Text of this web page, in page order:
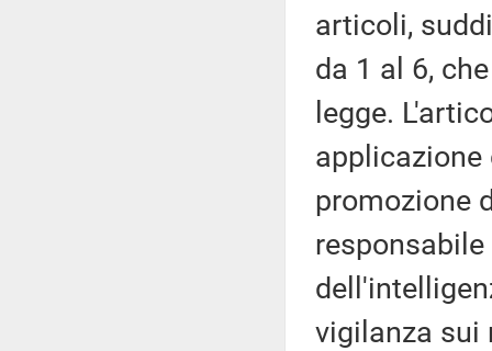
articoli,
da 1 al 6,
legge.
applicazione
promozione
vigilanza sui